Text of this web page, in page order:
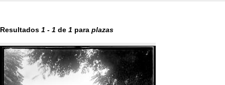
Resultados 1 - 1 de 1 para plazas